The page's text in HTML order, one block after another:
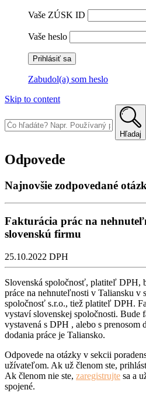
Vaše ZÚSK ID
Vaše heslo
Zabudol(a) som heslo
Skip to content
Hľadaj
Odpovede
Najnovšie zodpovedané
Fakturácia prác na
slovenskú firmu
25.10.2022 DPH
Slovenská spoločnosť, platiteľ DPH,
práce na nehnuteľnosti v Taliansku v
spoločnosť s.r.o., tiež platiteľ DPH.
vystaví slovenskej spoločnosti. Bude
vystavená s DPH , alebo s prenosom
dodania práce je Taliansko.
Odpovede na otázky v sekcii
užívateľom. Ak už členom ste,
Ak členom nie ste, zaregistrujte sa a
spojené.